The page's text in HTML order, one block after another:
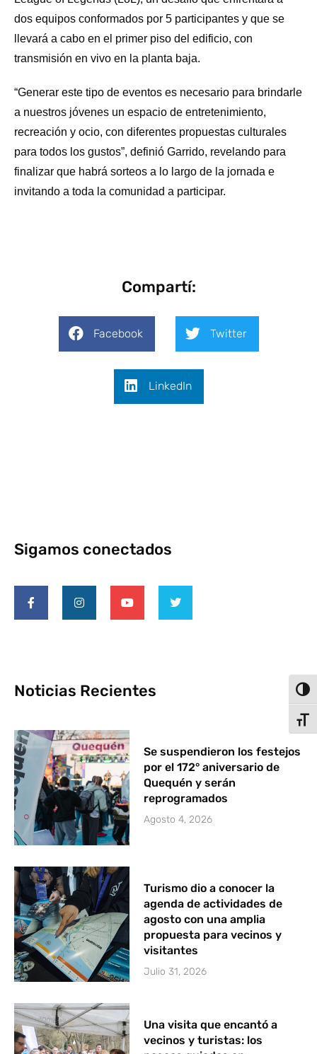
dos equipos conformados por 5 participantes y que se
llevará a cabo en el primer piso del edificio, con
transmisión en vivo en la planta baja.
“Generar este tipo de eventos es necesario para brindarle
a nuestros jóvenes un espacio de entretenimiento,
recreación y ocio, con diferentes propuestas culturales
para todos los gustos”, definió Garrido, revelando para
finalizar que habrá sorteos a lo largo de la jornada e
invitando a toda la comunidad a participar.
Compartí:
Facebook Twitter
LinkedIn
Sigamos conectados
Noticias Recientes
Se suspendieron los festejos
por el 172° aniversario de
Quequén y serán
reprogramados
Agosto 4, 2026
Turismo dio a conocer la
agenda de actividades de
agosto con una amplia
propuesta para vecinos y
visitantes
Julio 31, 2026
Una visita que encantó a
vecinos y turistas: los